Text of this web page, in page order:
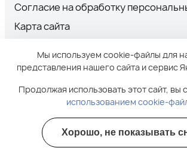
Согласие на обработку
Карта сайта
Независимая оценка
услуг медицинских
Участвовать в
Мы используем cookie-файлы для
представления нашего сайта и сервис
Продолжая использовать этот сайт, вы
использованием cookie-
Хорошо, не показывать